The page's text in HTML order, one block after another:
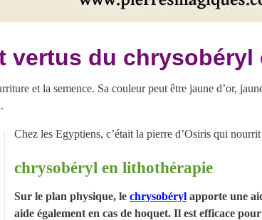
vertus du
et la semence. Sa couleur peut être jaune d’or,
Chez les Egyptiens, c’était la pierre d’Osiris qui
chrysobéryl en lithothérapie
Sur le plan physique, le chrysobérylapporte une
aide également en cas de hoquet. Il est efficace